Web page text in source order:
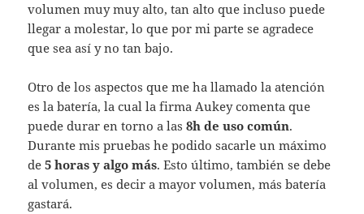
volumen muy muy alto, tan alto que incluso puede
llegar a molestar, lo que por mi parte se agradece
que sea así y no tan bajo.
Otro de los aspectos que me ha llamado la atención
es la batería, la cual la firma Aukey comenta que
puede durar en torno a las8h de uso común.
Durante mis pruebas he podido sacarle un máximo
de 5 horas y algo más. Esto último, también se debe
al volumen, es decir a mayor volumen, más batería
gastará.